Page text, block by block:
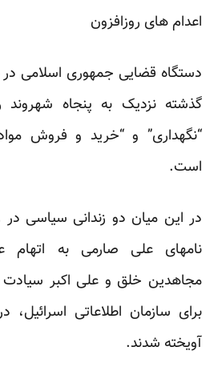
اعدام های روزافزون
دستگاه قضایی جمهوری اسلامی
گذشته نزدیک به پنجاه شهروند
“نگهداری” و “خرید و فروش
است.
در این میان دو زندانی سیاسی
نامهای علی صارمی به اتهام
مجاهدین خلق و علی اکبر سیادت
برای سازمان اطلاعاتی اسرائیل،
آویخته شدند.